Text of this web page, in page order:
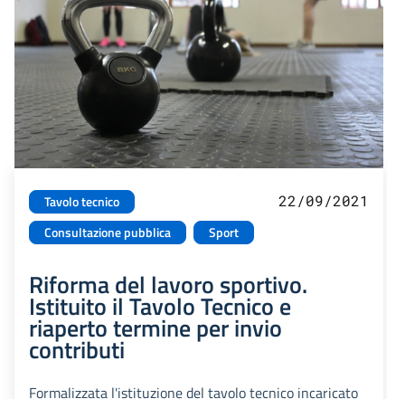
Tavolo tecnico
Consultazione pubblica
Sport
22/09/2021
Riforma del lavoro sportivo.
Istituito il Tavolo Tecnico e
riaperto termine per invio
contributi
Formalizzata l'istituzione del tavolo tecnico incaricato